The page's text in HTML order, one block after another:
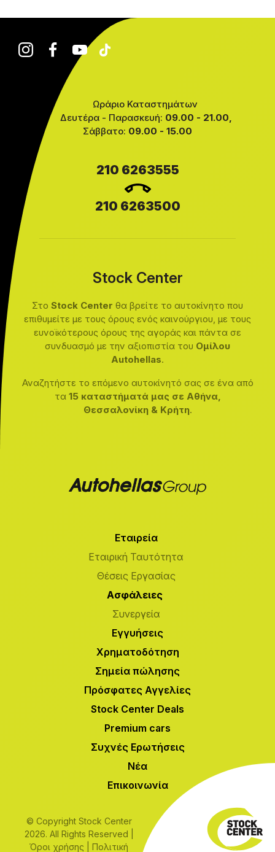
Ωράριο Καταστημάτων
Δευτέρα - Παρασκευή: 09.00 - 21.00,
Σάββατο: 09.00 - 15.00
210 6263555
210 6263500
Stock Center
Στο Stock Center θα βρείτε το αυτοκίνητο που
επιθυμείτε με τους όρους ενός καινούργιου, με τους
ευνοϊκότερους όρους της αγοράς και πάντα σε
συνδυασμό με την αξιοπιστία του Ομίλου
Autohellas.
Αναζητήστε το επόμενο αυτοκίνητό σας σε ένα από
τα 15 καταστήματά μας σε Αθήνα,
Θεσσαλονίκη & Κρήτη.
Εταιρεία
Εταιρική Ταυτότητα
Θέσεις Εργασίας
Ασφάλειες
Συνεργεία
Εγγυήσεις
Χρηματοδότηση
Σημεία πώλησης
Πρόσφατες Αγγελίες
Stock Center Deals
Premium cars
Συχνές Ερωτήσεις
Νέα
Επικοινωνία
© Copyright Stock Center
2026. All Rights Reserved |
Όροι χρήσης |Πολιτική